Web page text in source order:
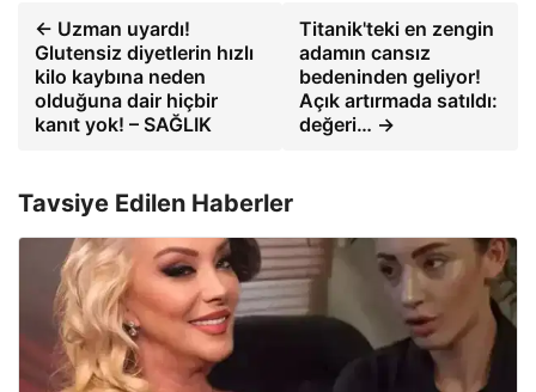
← Uzman uyardı!
Glutensiz diyetlerin hızlı
kilo kaybına neden
olduğuna dair hiçbir
kanıt yok! – SAĞLIK
Titanik'teki en zengin
adamın cansız
bedeninden geliyor!
Açık artırmada satıldı:
değeri… →
Tavsiye Edilen Haberler